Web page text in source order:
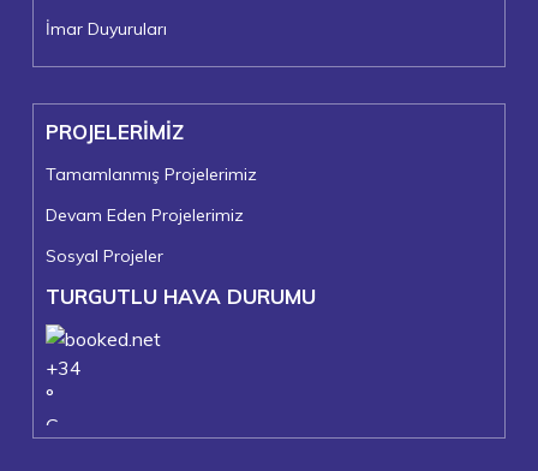
İmar Duyuruları
PROJELERİMİZ
Tamamlanmış Projelerimiz
Devam Eden Projelerimiz
Sosyal Projeler
TURGUTLU HAVA DURUMU
+34
°
C